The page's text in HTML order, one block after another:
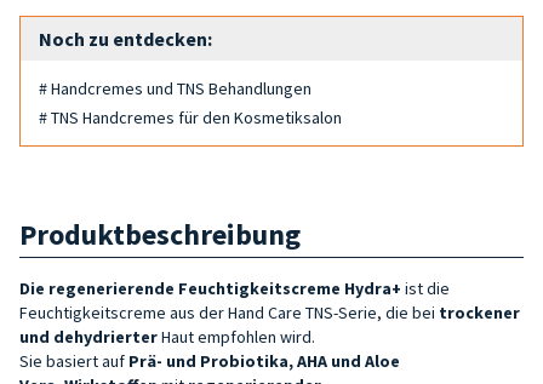
Noch zu entdecken:
# Handcremes und TNS Behandlungen
# TNS Handcremes für den Kosmetiksalon
Produktbeschreibung
Die regenerierende Feuchtigkeitscreme Hydra+ ist die
Feuchtigkeitscreme aus der Hand Care TNS-Serie, die bei trockener
und dehydrierterHaut empfohlen wird.
Sie basiert auf Prä- und Probiotika, AHA und Aloe